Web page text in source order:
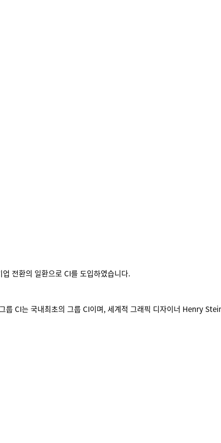
전환의 일환으로 CI를 도입하였습니다.
CI는 국내최초의 그룹 CI이며, 세계적 그래픽 디자이너 Henry
9층 | 02 514 3080